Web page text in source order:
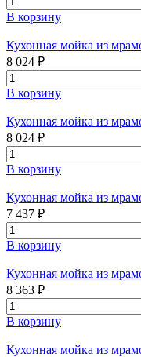
В корзину
Кухонная мойка из
8 024 ₽
В корзину
Кухонная мойка из
8 024 ₽
В корзину
Кухонная мойка из
7 437 ₽
В корзину
Кухонная мойка из
8 363 ₽
В корзину
Кухонная мойка из